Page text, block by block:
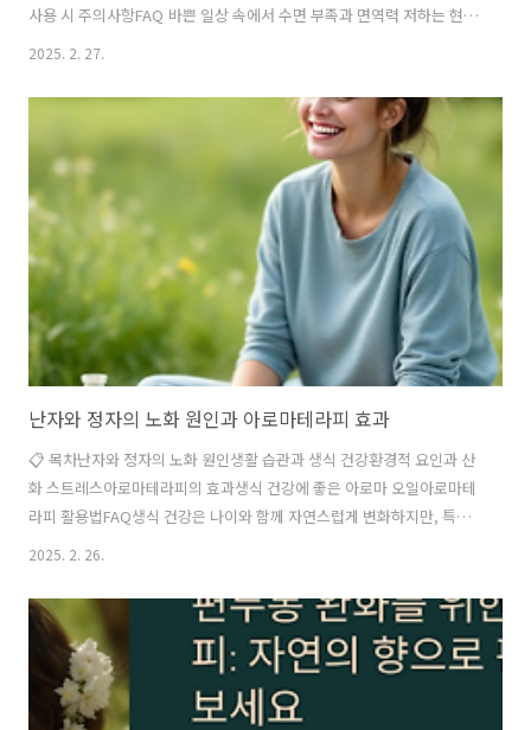
사용 시 주의사항FAQ 바쁜 일상 속에서 수면 부족과 면역력 저하는 현대
인들에게 큰 고민이죠. 불규칙한 생활 습관, 스트레스, 환경 오염 등으로
테라피가 도움이 될 수 있어요! 🌿 향기 치료라고도 불리는 아로마테라피
는 숙면을 돕고 면역력을 높이는 데 효과적인 자연 요법이에요. 오늘은
숙면과 면역력 강화에 좋은 아로마 오일과 활용법을 소개해 드릴게요. 💤
💪숙면을 방해하는 원인 😴 우리는 왜 쉽게 잠들지 못할까요? 숙면을
방해하는 대표적인 원인은 다음과 같아요.스트레스: 과도한 긴장과 걱정
은 신경계를 ..
2025. 2. 27.
난자와 정자의 노화 원인과 아로마테라피 효과
📋 목차난자와 정자의 노화 원인생활 습관과 생식 건강환경적 요인과 산
화 스트레스아로마테라피의 효과생식 건강에 좋은 아로마 오일아로마테
라피 활용법FAQ생식 건강은 나이와 함께 자연스럽게 변화하지만, 특정
한 원인들로 인해 난자와 정자의 노화가 빠르게 진행될 수 있어요. 특히
수 있답니다.최근 연구에 따르면 산화 스트레스와 염증 반응이 난자와 정
자의 품질을 떨어뜨리는 주요 원인으로 작용한다고 해요. 이러한 문제를
해결하는 방법 중 하나로 자연 요법인 아로마테라피가 주목받고 있어요.
아로마 오일을 활용하면 스트레스를 줄이고, 혈액순환을 개선하며, 호르
몬 균형을 유지하는 데 도움을 줄 수 있답니다. 이번 글에서는 난자와 정
2025. 2. 26.